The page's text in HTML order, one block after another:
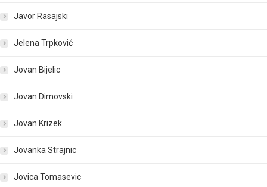
Javor Rasajski
Jelena Trpković
Jovan Bijelic
Jovan Dimovski
Jovan Krizek
Jovanka Strajnic
Jovica Tomasevic